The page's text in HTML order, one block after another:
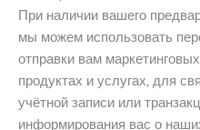
При наличии вашего
мы можем использовать
отправки вам
продуктах и услугах, для
учётной записи или
информирования вас о